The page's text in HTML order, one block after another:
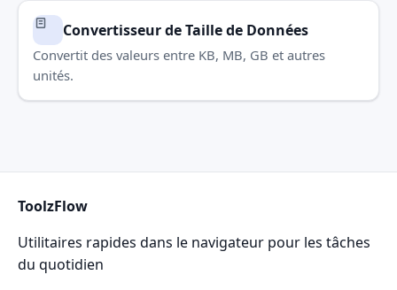
Convertisseur de Taille de Données
Convertit des valeurs entre KB, MB, GB et autres
unités.
ToolzFlow
Utilitaires rapides dans le navigateur pour les tâches
du quotidien